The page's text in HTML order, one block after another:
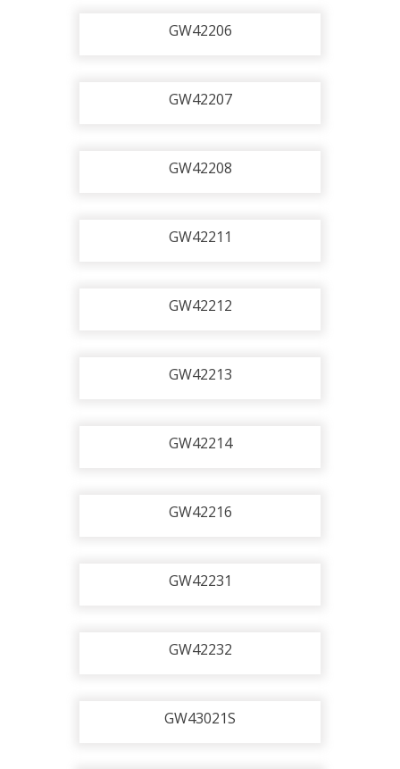
GW42206
GW42207
GW42208
GW42211
GW42212
GW42213
GW42214
GW42216
GW42231
GW42232
GW43021S